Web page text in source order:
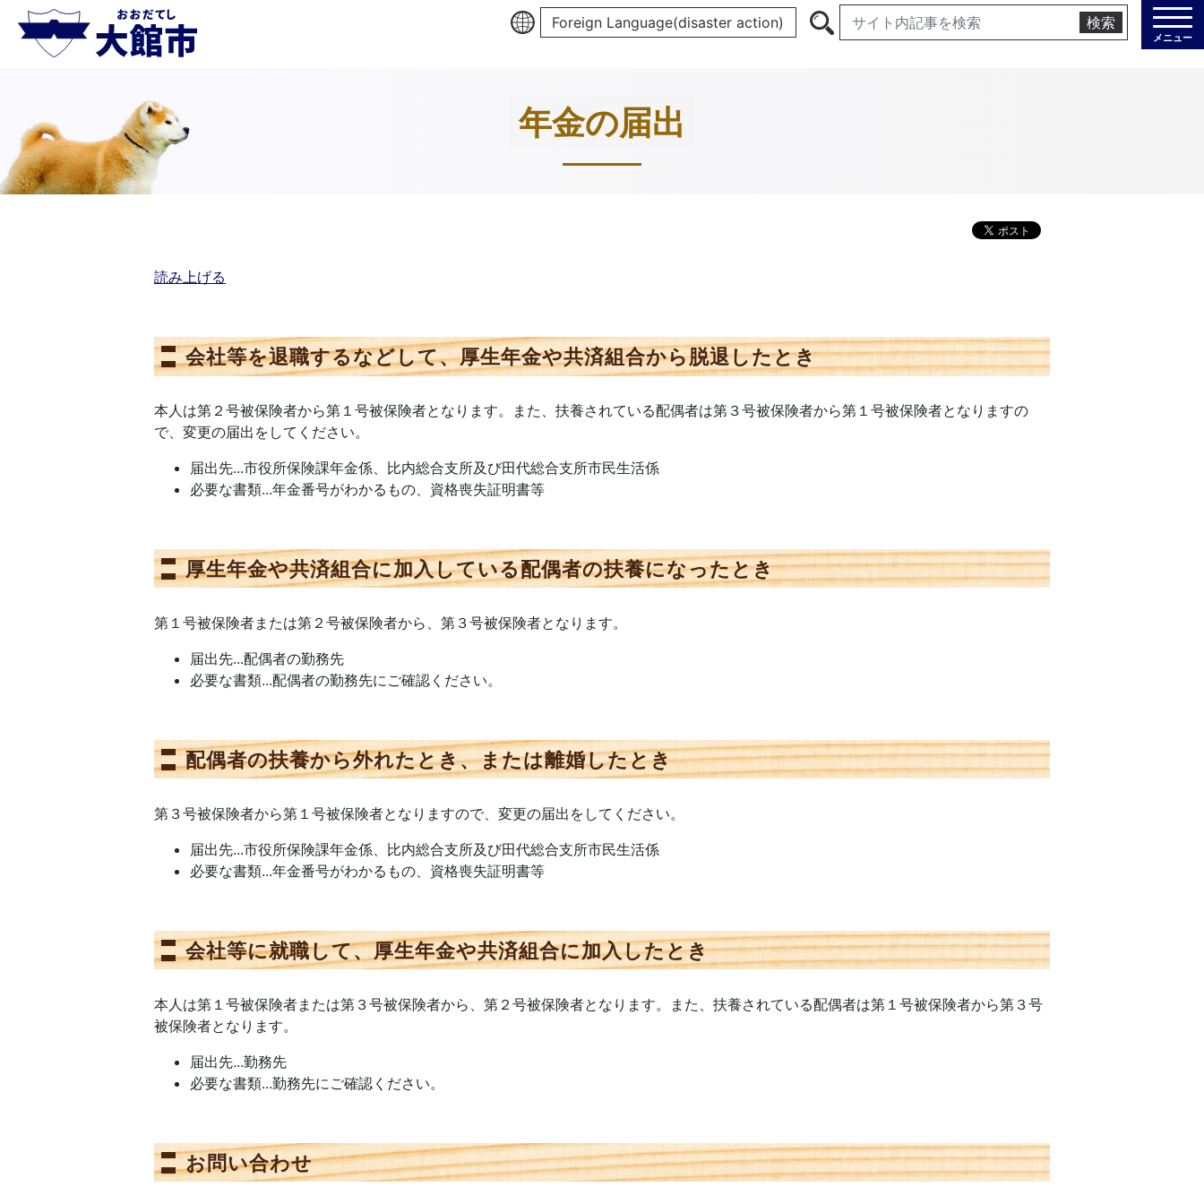
Foreign Language(disaster action) 検索
メニュー
年金の届出
読み上げる
会社等を退職するなどして、厚生年金や共済組合から脱退したとき
本人は第２号被保険者から第１号被保険者となります。また、扶養されている配偶者は第３号被保険者から第１号被保険者となりますの
で、変更の届出をしてください。
届出先...市役所保険課年金係、比内総合支所及び田代総合支所市民生活係
必要な書類...年金番号がわかるもの、資格喪失証明書等
厚生年金や共済組合に加入している配偶者の扶養になったとき
第１号被保険者または第２号被保険者から、第３号被保険者となります。
届出先...配偶者の勤務先
必要な書類...配偶者の勤務先にご確認ください。
配偶者の扶養から外れたとき、または離婚したとき
第３号被保険者から第１号被保険者となりますので、変更の届出をしてください。
届出先...市役所保険課年金係、比内総合支所及び田代総合支所市民生活係
必要な書類...年金番号がわかるもの、資格喪失証明書等
会社等に就職して、厚生年金や共済組合に加入したとき
本人は第１号被保険者または第３号被保険者から、第２号被保険者となります。また、扶養されている配偶者は第１号被保険者から第３号
被保険者となります。
届出先...勤務先
必要な書類...勤務先にご確認ください。
お問い合わせ